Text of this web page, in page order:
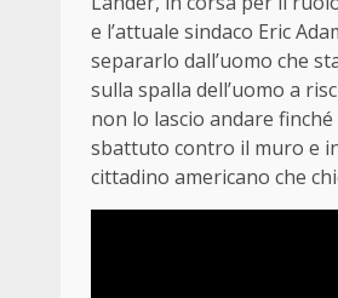
e l’attuale sindaco Eric
separarlo dall’uomo che
sulla spalla dell’uomo a
non lo lascio andare
sbattuto contro il muro e
cittadino americano che